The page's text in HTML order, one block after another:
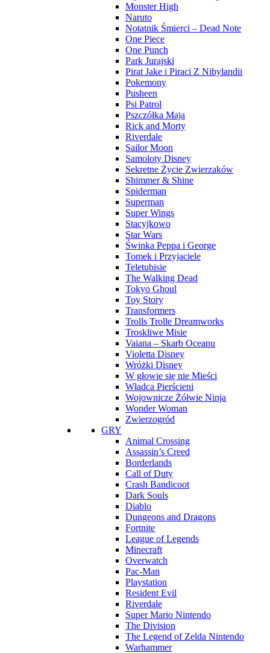
Monster High
Naruto
Notatnik Śmierci – Dead Note
One Piece
One Punch
Park Jurajski
Pirat Jake i Piraci Z Nibylandii
Pokemony
Pusheen
Psi Patrol
Pszczółka Maja
Rick and Morty
Riverdale
Sailor Moon
Samoloty Disney
Sekretne Życie Zwierzaków
Shimmer & Shine
Spiderman
Superman
Super Wings
Stacyjkowo
Star Wars
Świnka Peppa i George
Tomek i Przyjaciele
Teletubisie
The Walking Dead
Tokyo Ghoul
Toy Story
Transformers
Trolls Trolle Dreamworks
Troskliwe Misie
Vaiana – Skarb Oceanu
Violetta Disney
Wróżki Disney
W głowie się nie Mieści
Władca Pierścieni
Wojownicze Żółwie Ninja
Wonder Woman
Zwierzogród
GRY
Animal Crossing
Assassin’s Creed
Borderlands
Call of Duty
Crash Bandicoot
Dark Souls
Diablo
Dungeons and Dragons
Fortnite
League of Legends
Minecraft
Overwatch
Pac-Man
Playstation
Resident Evil
Riverdale
Super Mario Nintendo
The Division
The Legend of Zelda Nintendo
Warhammer